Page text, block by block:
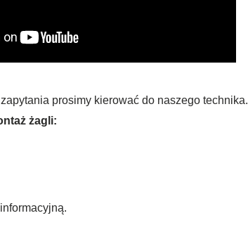
prosimy kierować do naszego technika.
żagli: